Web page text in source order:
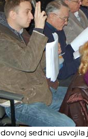
sednici